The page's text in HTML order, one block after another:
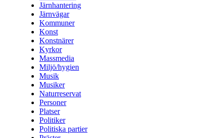
Järnhantering
Järnvägar
Kommuner
Konst
Konstnärer
Kyrkor
Massmedia
Miljö/hygien
Musik
Musiker
Naturreservat
Personer
Platser
Politiker
Politiska partier